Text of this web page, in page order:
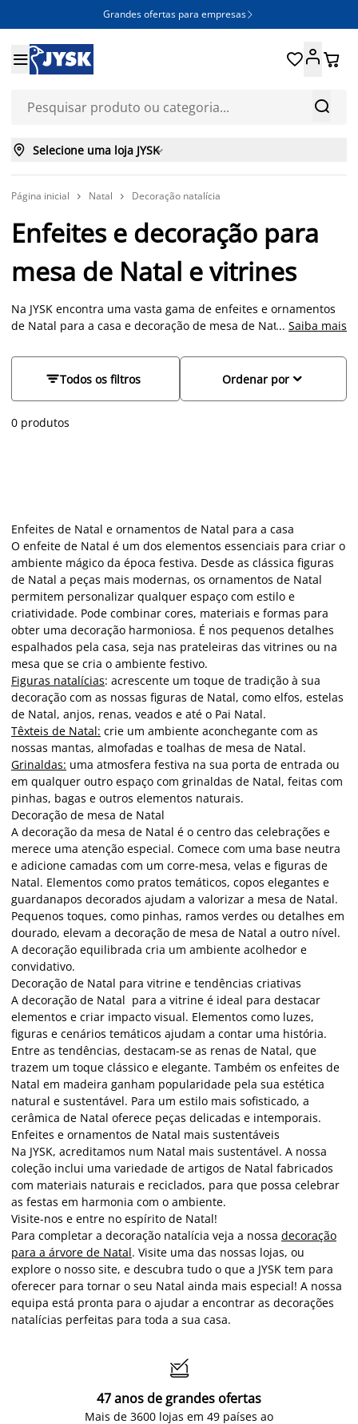
Grandes ofertas para empresas 


 
 Selecione uma loja JYSK
Página inicial  Natal  Decoração natalícia
Enfeites e decoração para
mesa de Natal e vitrines
Na JYSK encontra uma vasta gama de enfeites e ornamentos
de Natal para a casa e decoração de mesa de Natal perfeitos
inspira combinações elegantes com pormenores únicos para
receber a família e amigos. Complete a decoração de Natal
de Natal em madeira para um toque acolhedor e moderno. A
... Saiba mais
Todos os filtros 
Ordenar por
0 produtos
Enfeites de Natal e ornamentos de Natal para a casa
O enfeite de Natal é um dos elementos essenciais para criar o
ambiente mágico da época festiva. Desde as clássica figuras
de Natal a peças mais modernas, os ornamentos de Natal
permitem personalizar qualquer espaço com estilo e
criatividade. Pode combinar cores, materiais e formas para
obter uma decoração harmoniosa. É nos pequenos detalhes
espalhados pela casa, seja nas prateleiras das vitrines ou na
mesa que se cria o ambiente festivo.
Figuras natalícias: acrescente um toque de tradição à sua
decoração com as nossas figuras de Natal, como elfos, estelas
de Natal, anjos, renas, veados e até o Pai Natal.
Têxteis de Natal: crie um ambiente aconchegante com as
nossas mantas, almofadas e toalhas de mesa de Natal.
Grinaldas: uma atmosfera festiva na sua porta de entrada ou
em qualquer outro espaço com grinaldas de Natal, feitas com
pinhas, bagas e outros elementos naturais.
Decoração de mesa de Natal
A decoração da mesa de Natal é o centro das celebrações e
merece uma atenção especial. Comece com uma base neutra
e adicione camadas com um corre-mesa, velas e figuras de
Natal. Elementos como pratos temáticos, copos elegantes e
guardanapos decorados ajudam a valorizar a mesa de Natal.
Pequenos toques, como pinhas, ramos verdes ou detalhes em
dourado, elevam a decoração de mesa de Natal a outro nível.
A decoração equilibrada cria um ambiente acolhedor e
convidativo.
Decoração de Natal para vitrine e tendências criativas
A decoração de Natal para a vitrine é ideal para destacar
elementos e criar impacto visual. Elementos como luzes,
figuras e cenários temáticos ajudam a contar uma história.
Entre as tendências, destacam-se as renas de Natal, que
trazem um toque clássico e elegante. Também os enfeites de
Natal em madeira ganham popularidade pela sua estética
natural e sustentável. Para um estilo mais sofisticado, a
cerâmica de Natal oferece peças delicadas e intemporais.
Enfeites e ornamentos de Natal mais sustentáveis
Na JYSK, acreditamos num Natal mais sustentável. A nossa
coleção inclui uma variedade de artigos de Natal fabricados
com materiais naturais e reciclados, para que possa celebrar
as festas em harmonia com o ambiente.
Visite-nos e entre no espírito de Natal!
Para completar a decoração natalícia veja a nossa decoração
para a árvore de Natal. Visite uma das nossas lojas, ou
explore o nosso site, e descubra tudo o que a JYSK tem para
oferecer para tornar o seu Natal ainda mais especial! A nossa
equipa está pronta para o ajudar a encontrar as decorações
natalícias perfeitas para toda a sua casa.

47 anos de grandes ofertas
Mais de 3600 lojas em 49 países ao